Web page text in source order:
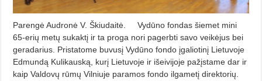
Parengė Audronė V. Škiudaitė. Vydūno fondas šiemet mini
65-erių metų sukaktį ir ta proga nori pagerbti savo veikėjus bei
geradarius. Pristatome buvusį Vydūno fondo įgaliotinį Lietuvoje
Edmundą Kulikauską, kurį Lietuvoje ir išeivijoje pažįstame dar ir
kaip Valdovų rūmų Vilniuje paramos fondo ilgametį direktorių.